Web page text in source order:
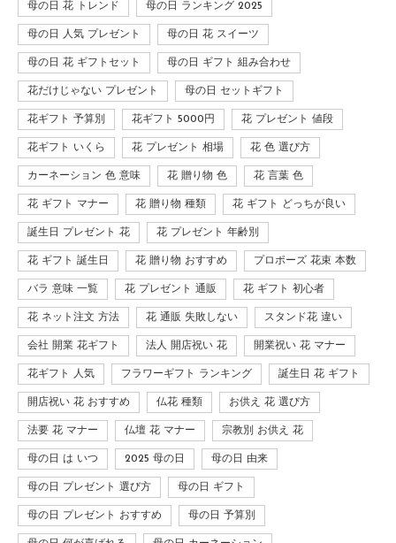
母の日 花 トレンド 母の日 ランキング 2025
母の日 人気 プレゼント 母の日 花 スイーツ
母の日 花 ギフトセット 母の日 ギフト 組み合わせ
花だけじゃない プレゼント 母の日 セットギフト
花ギフト 予算別 花ギフト 5000円 花 プレゼント 値段
花ギフト いくら 花 プレゼント 相場 花 色 選び方
カーネーション 色 意味 花 贈り物 色 花 言葉 色
花 ギフト マナー 花 贈り物 種類 花 ギフト どっちが良い
誕生日 プレゼント 花 花 プレゼント 年齢別
花 ギフト 誕生日 花 贈り物 おすすめ プロポーズ 花束 本数
バラ 意味 一覧 花 プレゼント 通販 花 ギフト 初心者
花 ネット注文 方法 花 通販 失敗しない スタンド花 違い
会社 開業 花ギフト 法人 開店祝い 花 開業祝い 花 マナー
花ギフト 人気 フラワーギフト ランキング 誕生日 花 ギフト
開店祝い 花 おすすめ 仏花 種類 お供え 花 選び方
法要 花 マナー 仏壇 花 マナー 宗教別 お供え 花
母の日 は いつ 2025 母の日 母の日 由来
母の日 プレゼント 選び方 母の日 ギフト
母の日 プレゼント おすすめ 母の日 予算別